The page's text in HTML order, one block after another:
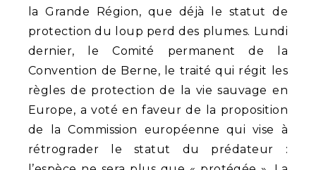
la Grande Région, que déjà le statut de
protection du loup perd des plumes. Lundi
dernier, le Comité permanent de la
Convention de Berne, le traité qui régit les
règles de protection de la vie sauvage en
Europe, a voté en faveur de la proposition
de la Commission européenne qui vise à
rétrograder le statut du prédateur :